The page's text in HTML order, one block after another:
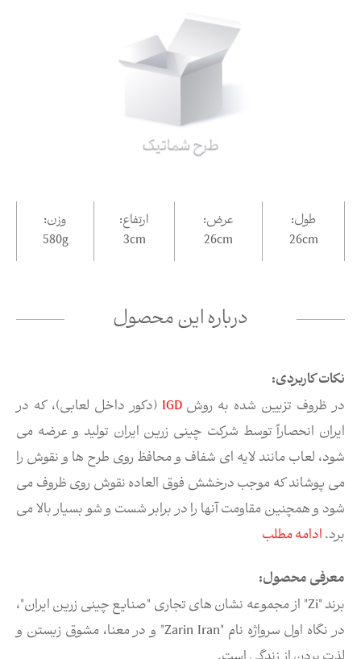
درباره این محصول
نکات کاربردی:
در ظروف تزیین شده به روشIGD (دکور داخل لعابی)، که در
ایران انحصاراً توسط شرکت چینی زرین ایران تولید و عرضه می
شود، لعاب مانند لایه ای شفاف و محافظ روی طرح ها و نقوش را
می پوشاند که موجب درخشش فوق العاده نقوش روی ظروف می
شود و همچنین مقاومت آنها را در برابر شست و شو بسیار بالا می
برد.ادامه مطلب
معرفی محصول:
برند "Zi" از مجموعه نشان های تجاری "صنایع چینی زرین ایران"،
در نگاه اول سرواژه نام "Zarin Iran" و در معنا، مشوق زیستن و
طول:
26cm
عرض:
26cm
ارتفاع:
3cm
وزن:
580g